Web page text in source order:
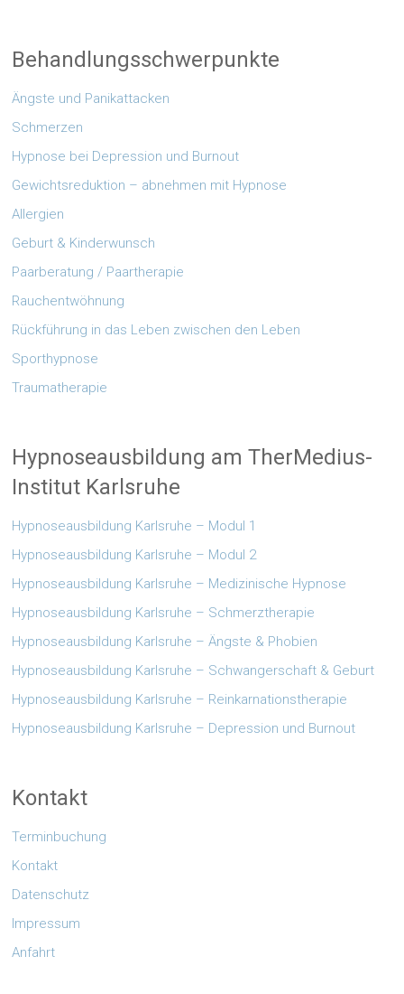
Behandlungsschwerpunkte
Ängste und Panikattacken
Schmerzen
Hypnose bei Depression und Burnout
Gewichtsreduktion – abnehmen mit Hypnose
Allergien
Geburt & Kinderwunsch
Paarberatung / Paartherapie
Rauchentwöhnung
Rückführung in das Leben zwischen den Leben
Sporthypnose
Traumatherapie
Hypnoseausbildung am TherMedius-
Institut Karlsruhe
Hypnoseausbildung Karlsruhe – Modul 1
Hypnoseausbildung Karlsruhe – Modul 2
Hypnoseausbildung Karlsruhe – Medizinische Hypnose
Hypnoseausbildung Karlsruhe – Schmerztherapie
Hypnoseausbildung Karlsruhe – Ängste & Phobien
Hypnoseausbildung Karlsruhe – Schwangerschaft & Geburt
Hypnoseausbildung Karlsruhe – Reinkarnationstherapie
Hypnoseausbildung Karlsruhe – Depression und Burnout
Kontakt
Terminbuchung
Kontakt
Datenschutz
Impressum
Anfahrt